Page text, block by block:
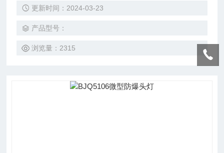
要实现光线定位。 人性化的警示灯设计，当作业中遇到紧急
全。
更新时间：2024-03-23
产品型号：
浏览量：2315